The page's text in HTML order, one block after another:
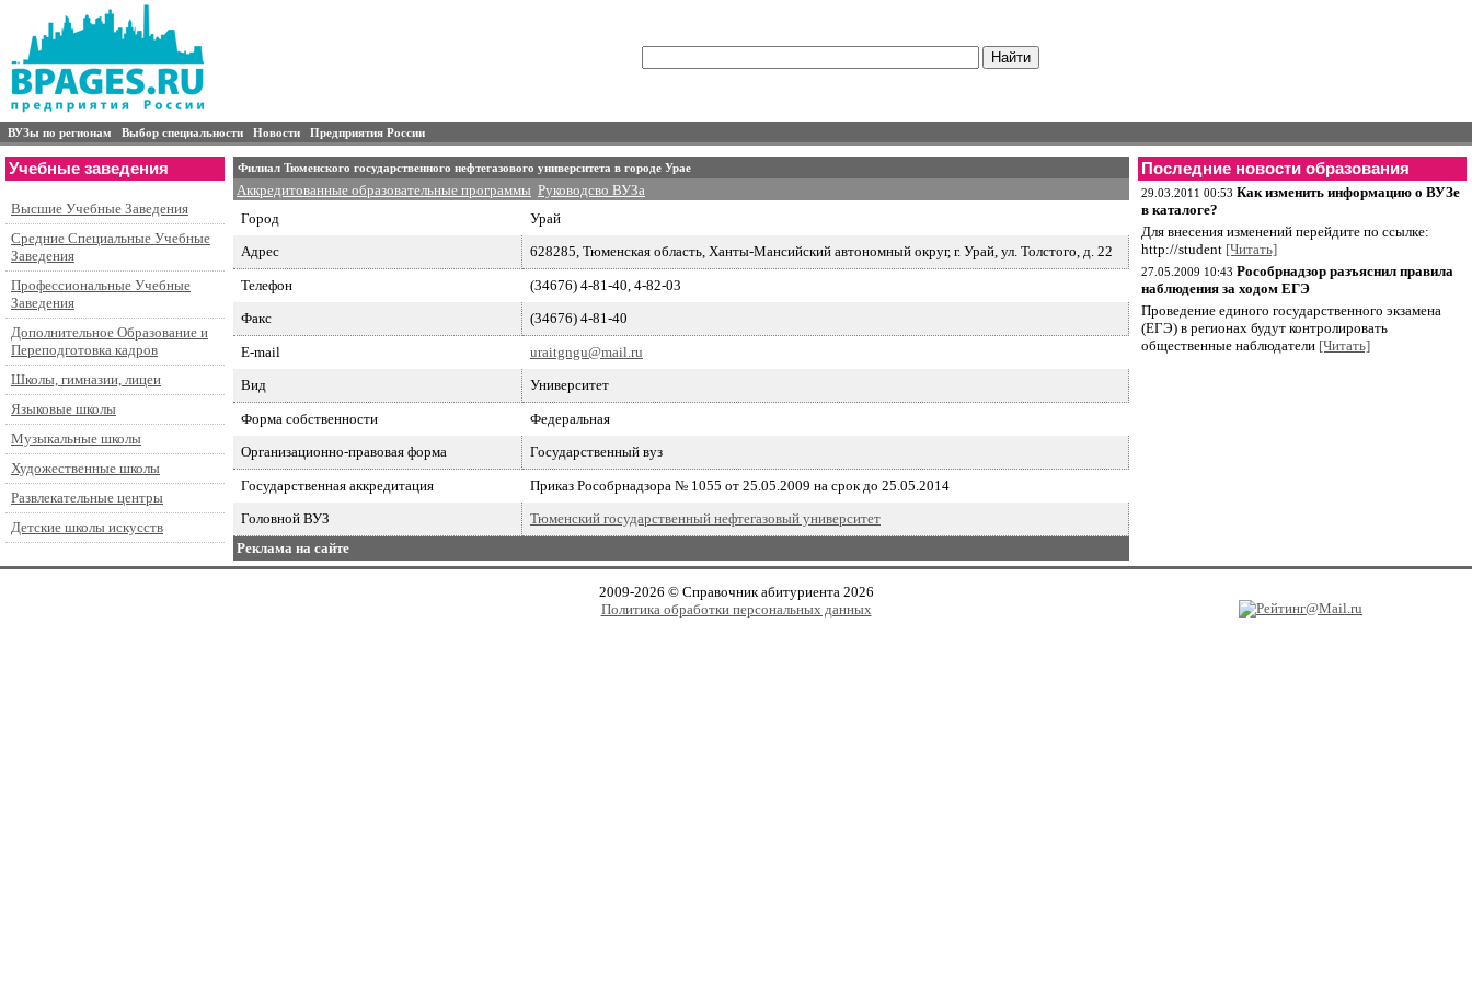
ВУЗы по регионам Выбор специальности Новости Предприятия России
Учебные заведения
Высшие Учебные Заведения
Средние Специальные Учебные
Заведения
Профессиональные Учебные
Заведения
Дополнительное Образование и
Переподготовка кадров
Школы, гимназии, лицеи
Языковые школы
Музыкальные школы
Художественные школы
Развлекательные центры
Детские школы искусств
Филиал Тюменского государственного нефтегазового университета в городе Урае
Аккредитованные образовательные программы Руководсво ВУЗа
Город
Урай
Адрес
628285, Тюменская область, Ханты-Мансийский автономный округ, г. Урай, ул. Толстого, д. 22
Телефон
(34676) 4-81-40, 4-82-03
Факс
(34676) 4-81-40
E-mail
uraitgngu@mail.ru
Вид
Университет
Форма собственности
Федеральная
Организационно-правовая форма
Государственный вуз
Государственная аккредитация
Приказ Рособрнадзора № 1055 от 25.05.2009 на срок до 25.05.2014
Головной ВУЗ
Тюменский государственный нефтегазовый университет
Реклама на сайте
Последние новости образования
29.03.2011 00:53 Как изменить информацию о ВУЗе
в каталоге?
Для внесения изменений перейдите по ссылке:
http://student [Читать]
27.05.2009 10:43 Рособрнадзор разъяснил правила
наблюдения за ходом ЕГЭ
Проведение единого государственного экзамена
(ЕГЭ) в регионах будут контролировать
общественные наблюдатели [Читать]
2009-2026 © Справочник абитуриента 2026
Политика обработки персональных данных